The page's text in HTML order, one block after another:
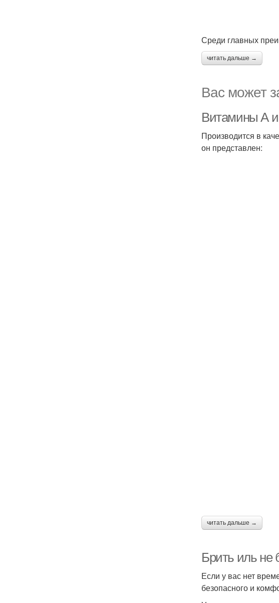
Среди главных
читать дальше →
Вас может
Витамины А и
Производится в
он представлен:
читать дальше →
Брить иль не
Если у вас нет
безопасного и